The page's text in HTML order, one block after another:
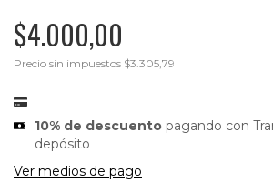
$4.000,00
Precio sin impuestos $3.305,79
10% de descuentopagando con
depósito
Ver medios de pago